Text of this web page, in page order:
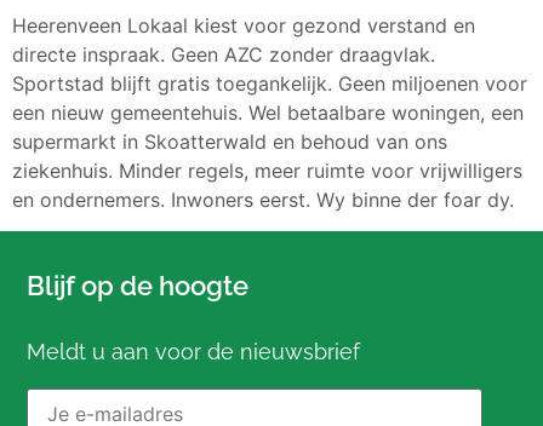
Heerenveen Lokaal kiest voor gezond verstand en
directe inspraak. Geen AZC zonder draagvlak.
Sportstad blijft gratis toegankelijk. Geen miljoenen voor
een nieuw gemeentehuis. Wel betaalbare woningen, een
supermarkt in Skoatterwald en behoud van ons
ziekenhuis. Minder regels, meer ruimte voor vrijwilligers
en ondernemers. Inwoners eerst. Wy binne der foar dy.
Blijf op de hoogte
Meldt u aan voor de nieuwsbrief